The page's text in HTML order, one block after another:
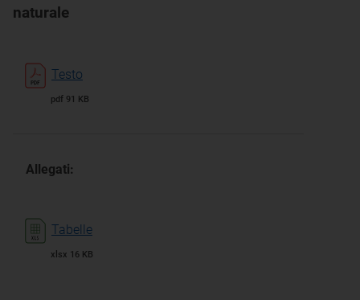
naturale
Testo
pdf 91 KB
Allegati:
Tabelle
xlsx 16 KB